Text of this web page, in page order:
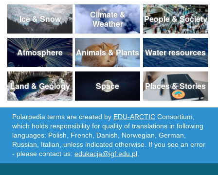
Ice & Snow
Climate &
Weather
People & Society
Atmosphere Animals & Plants Water resources
Land & Geology Space Places & Stories
Polarpedia terms are created by EDU-ARCTIC Consortium,
which holds responsibility for quality of translations in following
languages: Polish, French, Danish, Norwegian, German,
Russian, Italian, unless indicated otherwise. If you see an error
- please contact us: edukacja@igf.edu.pl